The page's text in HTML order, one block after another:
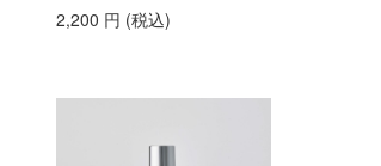
2,200 円 (税込)